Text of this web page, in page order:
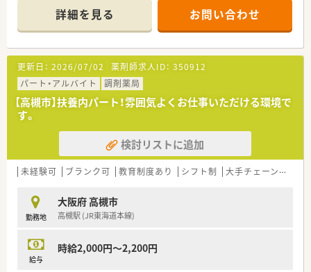
■生活道路の交差点角にあり、近隣の患者様を中心に地域に根差
して医療を支えています。
■1日の来局数は平均して約50～60名となっており、薬剤師の所
属人数は正社員2名、パート2名で日々の患者様の期待にお応え
すべく対応しています。
＜こんな会社です＞
■大阪府高槻市に本社を置き、高槻市を中心に3店舗の調剤薬局
を展開中している地元密着企業です。
お休みなども対応可能です。
■有休消化率ほぼ100％！ゆとりのある人数なので希望休は取得
しやすい環境です。
■社外研修や、eラーニングにも力を入れており、薬剤師様の成
■近隣の託児施設とも提携しており、小さいお子様のいらっしゃ
るママさん薬剤師も安心してご就業頂けます。
■エクシブに加入、全国の保養施設を会員価格で利用できますの
■ピッキングサポートシステムや自動分包機等を導入しており、
調剤業務の効率化と薬剤師様の負担軽減に努めております。
詳細を見る お問い合わせ
更新日： 2026/07/02 薬剤師求人ID： 350912
パート・アルバイト
調剤薬局
【高槻市】扶養内パート！雰囲気よくお仕事いただける環境で
す。
検討リストに追加
未経験可 ブランク可 教育制度あり シフト制 大手チェーン以外
勤務地
大阪府 高槻市
高槻駅 (JR東海道本線)
給与
時給2,000円～2,200円